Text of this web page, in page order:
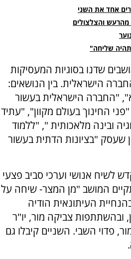
אחד את השני
והצלצולים
שליחה"
שדנו בסוגיות המעסיקות
הישראלית. בין הנושאים:
"החברה הישראלית בעשור
החינוך בעולם מקוון", "עתיד
ובינה מלאכותית ", "ללמוד
שעסק "בציונות הדתית בעשור
לשיח אנושי וערכי סביב פצעי
המושב "מן המצר- שיחה על
העיתונאית הודיה
ובהשתתפות צביקה מור, יו"ר
פדוי השבי. השניים קיבלו גם